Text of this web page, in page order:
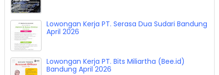
Lowongan Kerja Crew Cuci & Crew Detailing
Moto Guro Wash Bandung April 2026
Lowongan Kerja PT. Serasa Dua Sudari Bandung
April 2026